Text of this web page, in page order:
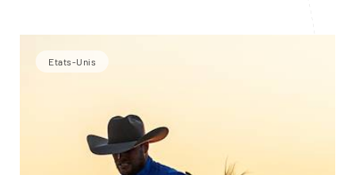
Etats-Unis